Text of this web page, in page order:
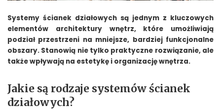
Systemy ścianek działowych są jednym z kluczowych
elementów architektury wnętrz, które umożliwiają
podział przestrzeni na mniejsze, bardziej funkcjonalne
obszary. Stanowią nie tylko praktyczne rozwiązanie, ale
także wpływają na estetykę i organizację wnętrza.
Jakie są rodzaje systemów ścianek
działowych?